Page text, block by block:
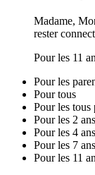
Madame,
rester
Pour les 11
Pour les
Pour tous
Pour les tous
Pour les 2
Pour les 4
Pour les 7
Pour les 11